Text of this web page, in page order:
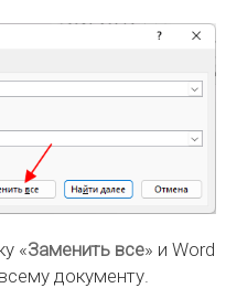
«Заменить все» и Word
документу.